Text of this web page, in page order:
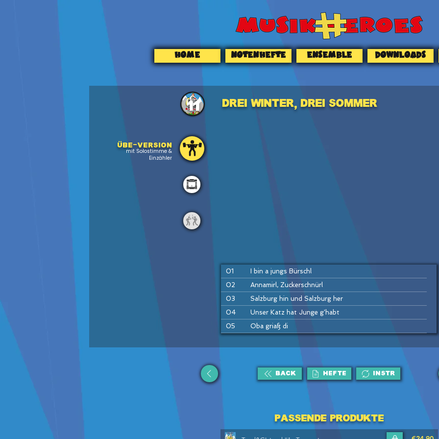
HOME NOTENHEFTE ENSEMBLE DOWNLOADS
11 Drei Winter, drei Sommer
Übe-version
mit Solostimme &
Einzähler
01
I bin a jungs Bürschl
02
Annamirl, Zuckerschnürl
03
Salzburg hin und Salzburg her
04
Unser Katz hat Junge g'habt
05
Oba griaß di
Hans bleib da
Drah di um
Petzi Polka
BACK HEFTE INSTR
Passende Produkte